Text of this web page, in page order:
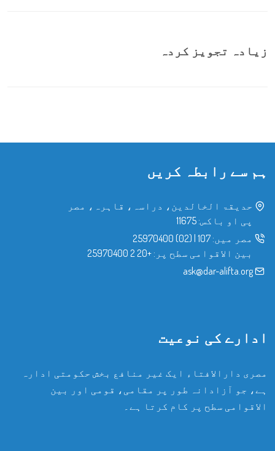
زیادہ تجویز کردہ
ہم سے رابطہ کریں
حدیقۃ الخالدین، دراسہ، قاہرہ، مصر
پی او باکس: 11675
مصر میں: 107
|
(02) 25970400
بین الاقوامی سطح پر: +20 2 25970400
ask@dar-alifta.org
ادارے کی نوعیت
مصری دارالافتاء ایک غیر منافع بخش حکومتی ادارہ
ہے، جو آزادانہ طور پر مقامی، قومی اور بین
الاقوامی سطح پر کام کرتا ہے۔